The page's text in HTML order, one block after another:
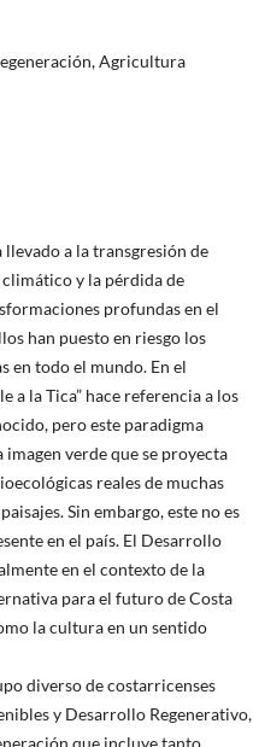
Agricultura
llevado a la transgresión de
y la pérdida de
profundas en el
han puesto en riesgo los
en todo el mundo. En el
a la Tica” hace referencia a los
pero este paradigma
verde que se proyecta
reales de muchas
Sin embargo, este no es
en el país. El Desarrollo
en el contexto de la
para el futuro de Costa
la cultura en un sentido
diverso de costarricenses
y Desarrollo Regenerativo,
que incluye tanto